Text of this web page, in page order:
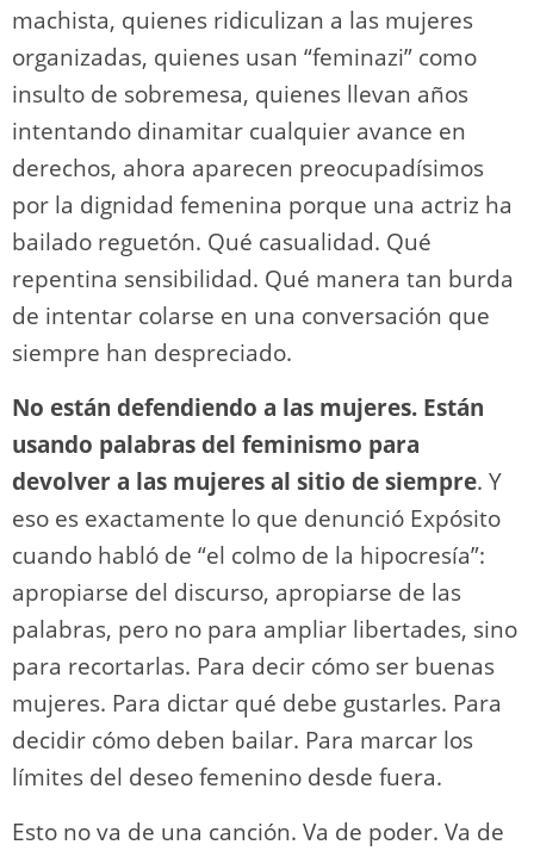
machista, quienes ridiculizan a las mujeres
organizadas, quienes usan “feminazi” como
insulto de sobremesa, quienes llevan años
intentando dinamitar cualquier avance en
derechos, ahora aparecen preocupadísimos
por la dignidad femenina porque una actriz ha
bailado reguetón. Qué casualidad. Qué
repentina sensibilidad. Qué manera tan burda
de intentar colarse en una conversación que
siempre han despreciado.
No están defendiendo a las mujeres. Están
usando palabras del feminismo para
devolver a las mujeres al sitio de siempre. Y
eso es exactamente lo que denunció Expósito
cuando habló de “el colmo de la hipocresía”:
apropiarse del discurso, apropiarse de las
palabras, pero no para ampliar libertades, sino
para recortarlas. Para decir cómo ser buenas
mujeres. Para dictar qué debe gustarles. Para
decidir cómo deben bailar. Para marcar los
límites del deseo femenino desde fuera.
Esto no va de una canción. Va de poder. Va de